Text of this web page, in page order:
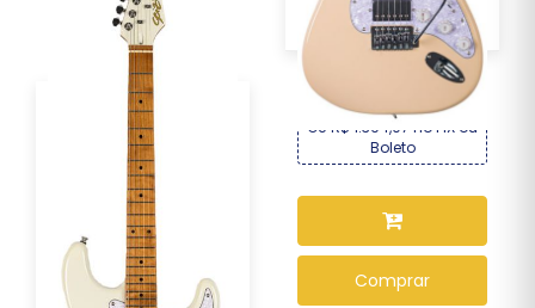
Guitarra Seizi Fun
Vintage Budokan HSS...
R$ 1.499,00
OU R$ 1.394,07 no PIX ou
Boleto
Comprar